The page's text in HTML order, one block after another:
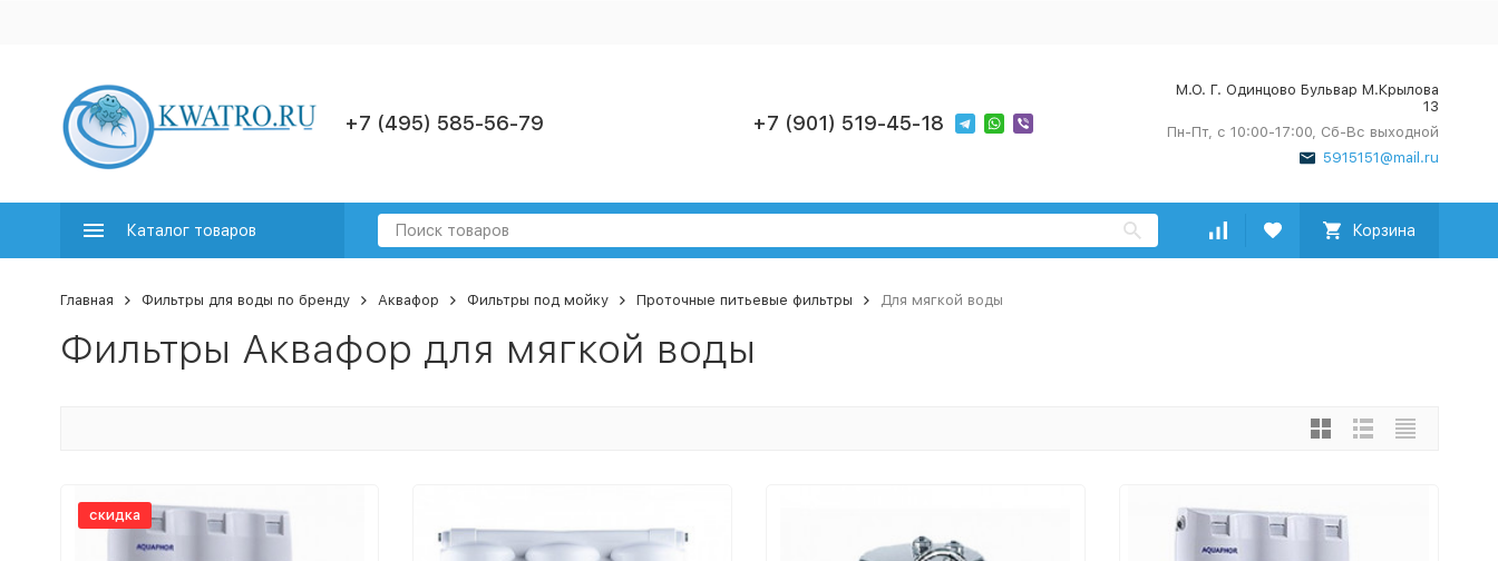
+7 (495) 585-56-79 +7 (901) 519-45-18
М.О. Г. Одинцово Бульвар М.Крылова
13
Пн-Пт, с 10:00-17:00, Сб-Вс выходной
5915151@mail.ru
Каталог товаров Корзина
Главная Фильтры для воды по бренду Аквафор Фильтры под мойку Проточные питьевые фильтры Для мягкой воды
Фильтры Аквафор для мягкой воды
скидка